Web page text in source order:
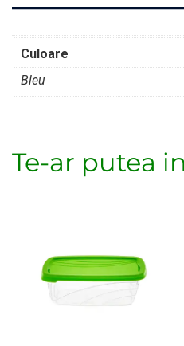
Culoare
Bleu
Te-ar putea